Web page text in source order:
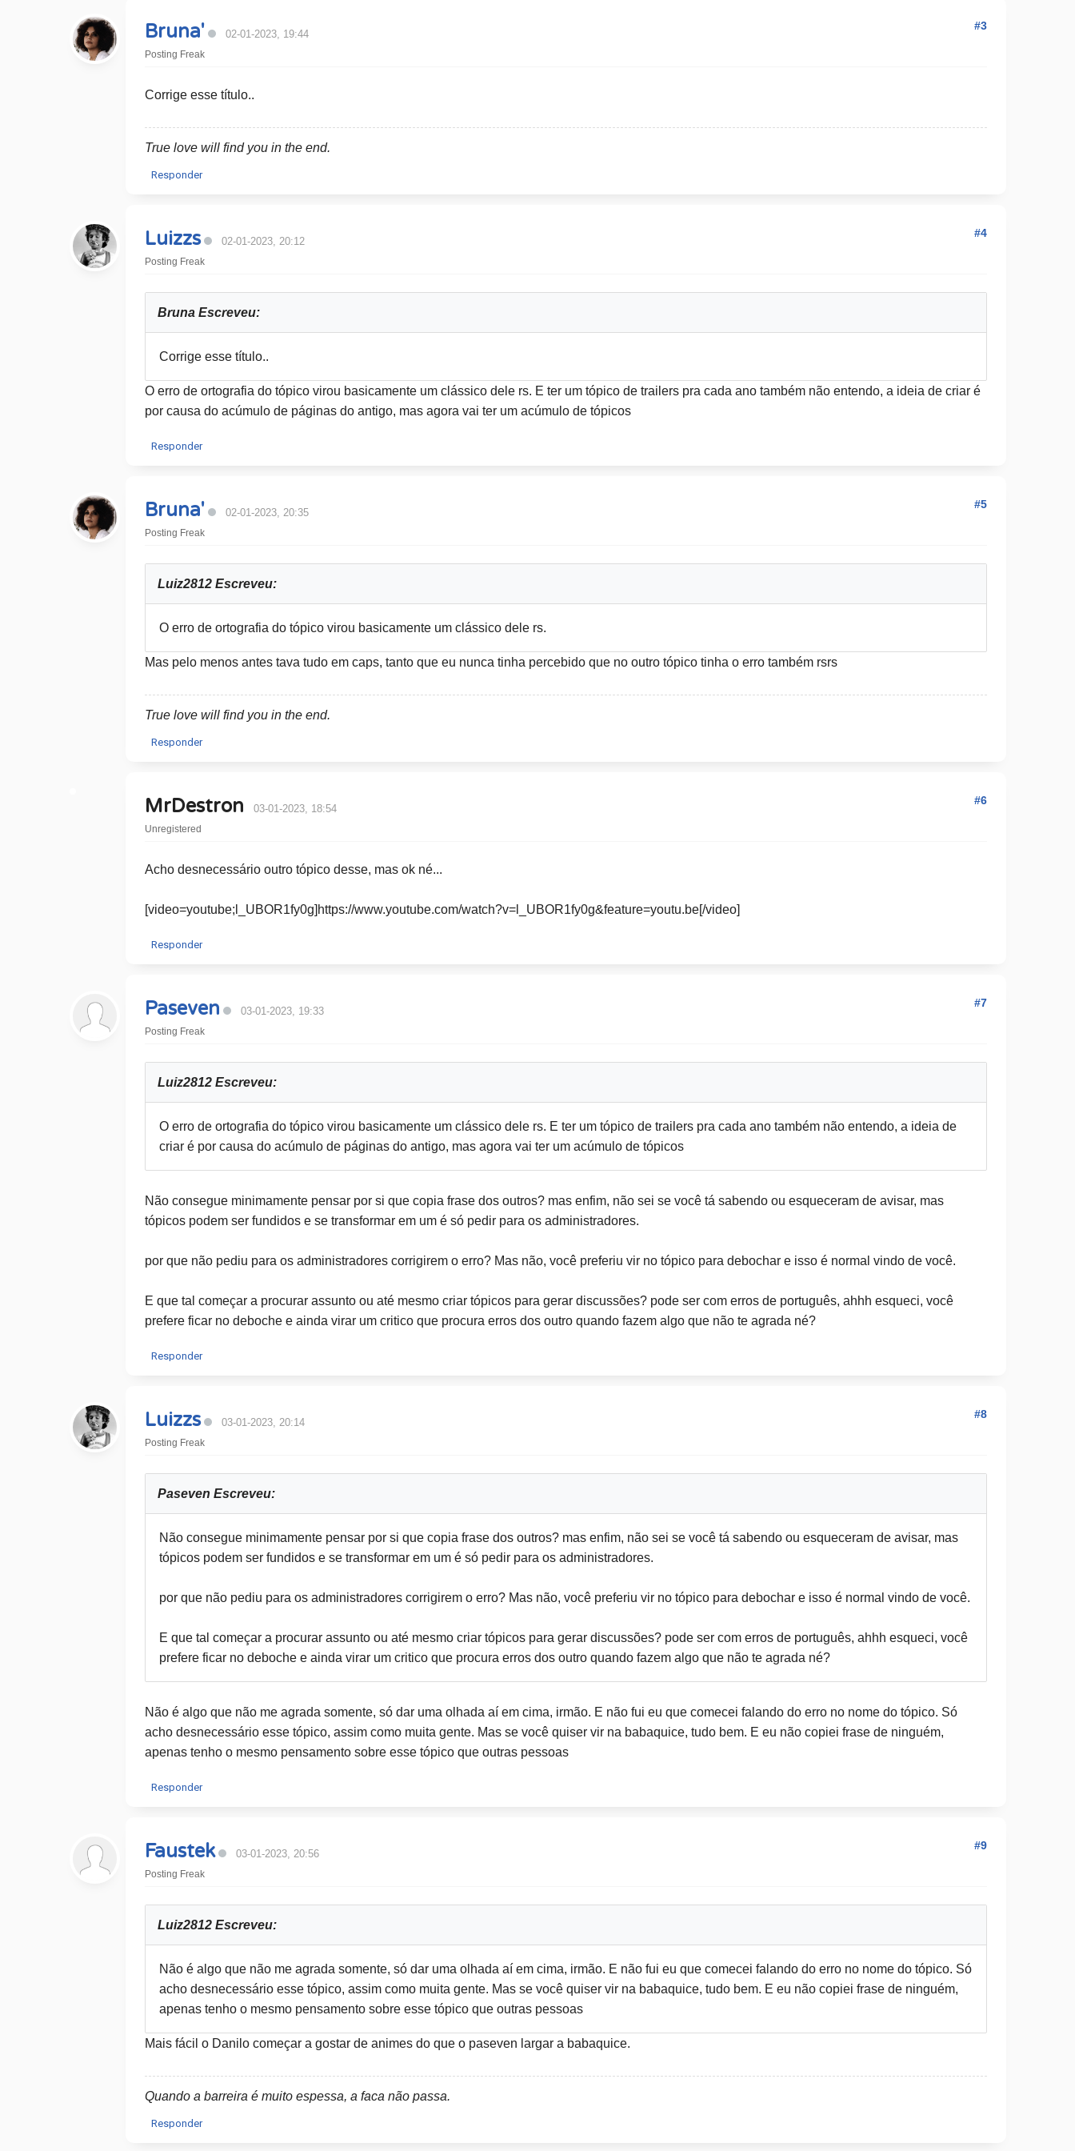
Bruna' 02-01-2023, 19:44
Posting Freak
#3
Corrige esse título..
True love will find you in the end.
Responder
Luizzs 02-01-2023, 20:12
Posting Freak
#4
Bruna Escreveu:
Corrige esse título..
O erro de ortografia do tópico virou basicamente um clássico dele rs. E ter um tópico de trailers pra cada ano também não entendo, a ideia de criar é
por causa do acúmulo de páginas do antigo, mas agora vai ter um acúmulo de tópicos
Responder
Bruna' 02-01-2023, 20:35
Posting Freak
#5
Luiz2812 Escreveu:
O erro de ortografia do tópico virou basicamente um clássico dele rs.
Mas pelo menos antes tava tudo em caps, tanto que eu nunca tinha percebido que no outro tópico tinha o erro também rsrs
True love will find you in the end.
Responder
MrDestron 03-01-2023, 18:54
Unregistered
#6
Acho desnecessário outro tópico desse, mas ok né...
[video=youtube;l_UBOR1fy0g]https://www.youtube.com/watch?v=l_UBOR1fy0g&feature=youtu.be[/video]
Responder
Paseven 03-01-2023, 19:33
Posting Freak
#7
Luiz2812 Escreveu:
O erro de ortografia do tópico virou basicamente um clássico dele rs. E ter um tópico de trailers pra cada ano também não entendo, a ideia de
criar é por causa do acúmulo de páginas do antigo, mas agora vai ter um acúmulo de tópicos
Não consegue minimamente pensar por si que copia frase dos outros? mas enfim, não sei se você tá sabendo ou esqueceram de avisar, mas
tópicos podem ser fundidos e se transformar em um é só pedir para os administradores.
por que não pediu para os administradores corrigirem o erro? Mas não, você preferiu vir no tópico para debochar e isso é normal vindo de você.
E que tal começar a procurar assunto ou até mesmo criar tópicos para gerar discussões? pode ser com erros de português, ahhh esqueci, você
prefere ficar no deboche e ainda virar um critico que procura erros dos outro quando fazem algo que não te agrada né?
Responder
Luizzs 03-01-2023, 20:14
Posting Freak
#8
Paseven Escreveu:
Não consegue minimamente pensar por si que copia frase dos outros? mas enfim, não sei se você tá sabendo ou esqueceram de avisar, mas
tópicos podem ser fundidos e se transformar em um é só pedir para os administradores.
por que não pediu para os administradores corrigirem o erro? Mas não, você preferiu vir no tópico para debochar e isso é normal vindo de você.
E que tal começar a procurar assunto ou até mesmo criar tópicos para gerar discussões? pode ser com erros de português, ahhh esqueci, você
prefere ficar no deboche e ainda virar um critico que procura erros dos outro quando fazem algo que não te agrada né?
Não é algo que não me agrada somente, só dar uma olhada aí em cima, irmão. E não fui eu que comecei falando do erro no nome do tópico. Só
acho desnecessário esse tópico, assim como muita gente. Mas se você quiser vir na babaquice, tudo bem. E eu não copiei frase de ninguém,
apenas tenho o mesmo pensamento sobre esse tópico que outras pessoas
Responder
Faustek 03-01-2023, 20:56
Posting Freak
#9
Luiz2812 Escreveu:
Não é algo que não me agrada somente, só dar uma olhada aí em cima, irmão. E não fui eu que comecei falando do erro no nome do tópico. Só
acho desnecessário esse tópico, assim como muita gente. Mas se você quiser vir na babaquice, tudo bem. E eu não copiei frase de ninguém,
apenas tenho o mesmo pensamento sobre esse tópico que outras pessoas
Mais fácil o Danilo começar a gostar de animes do que o paseven largar a babaquice.
Quando a barreira é muito espessa, a faca não passa.
Responder